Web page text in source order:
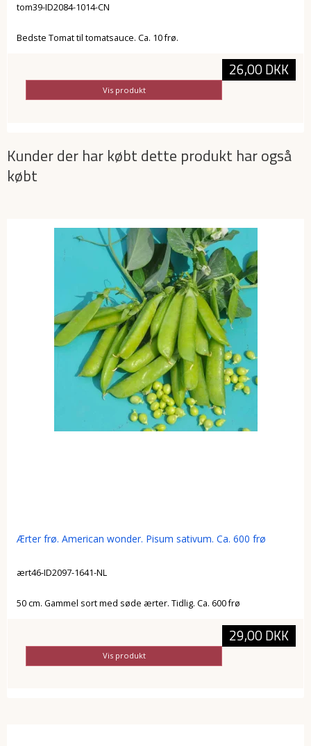
tom39-ID2084-1014-CN
Bedste Tomat til tomatsauce. Ca. 10 frø.
26,00 DKK
Vis produkt
Kunder der har købt dette produkt har også
købt
Ærter frø. American wonder. Pisum sativum. Ca. 600 frø
ært46-ID2097-1641-NL
50 cm. Gammel sort med søde ærter. Tidlig. Ca. 600 frø
29,00 DKK
Vis produkt